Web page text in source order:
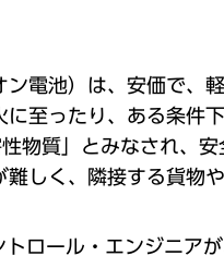
ン電池）は、安価で、
⾄ったり、ある条件
物質」とみなされ、
しく、隣接する貨物
ロール・エンジニア